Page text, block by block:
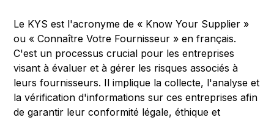
Le KYS est l'acronyme de « Know Your Supplier »
ou « Connaître Votre Fournisseur » en français.
C'est un processus crucial pour les entreprises
visant à évaluer et à gérer les risques associés à
leurs fournisseurs. Il implique la collecte, l'analyse et
la vérification d'informations sur ces entreprises afin
de garantir leur conformité légale, éthique et